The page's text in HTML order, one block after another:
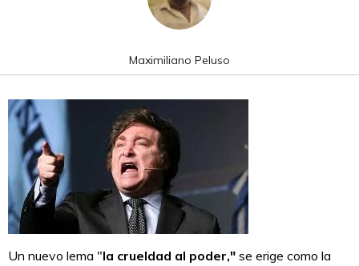
Maximiliano Peluso
Un nuevo lema "la crueldad al poder," se erige como la